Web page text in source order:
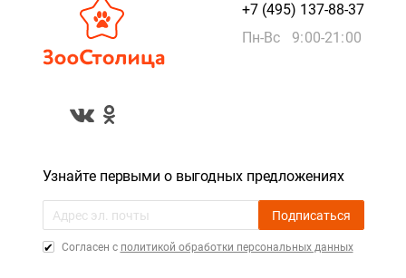
+7 (495) 137-88-37
Пн-Вс 9:00-21:00
Узнайте первыми о выгодных предложениях
Подписаться
Cогласен с политикой обработки персональных данных